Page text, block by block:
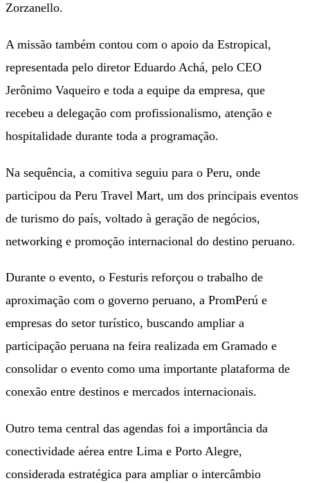
Zorzanello.
A missão também contou com o apoio da Estropical,
representada pelo diretor Eduardo Achá, pelo CEO
Jerônimo Vaqueiro e toda a equipe da empresa, que
recebeu a delegação com profissionalismo, atenção e
hospitalidade durante toda a programação.
Na sequência, a comitiva seguiu para o Peru, onde
participou da Peru Travel Mart, um dos principais eventos
de turismo do país, voltado à geração de negócios,
networking e promoção internacional do destino peruano.
Durante o evento, o Festuris reforçou o trabalho de
aproximação com o governo peruano, a PromPerú e
empresas do setor turístico, buscando ampliar a
participação peruana na feira realizada em Gramado e
consolidar o evento como uma importante plataforma de
conexão entre destinos e mercados internacionais.
Outro tema central das agendas foi a importância da
conectividade aérea entre Lima e Porto Alegre,
considerada estratégica para ampliar o intercâmbio